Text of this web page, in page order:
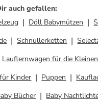
auch gefallen:
Döll Babymützen
Schnullerketten
Lauflernwagen für die Kleinen
Kinder
Puppen
Bücher Baby